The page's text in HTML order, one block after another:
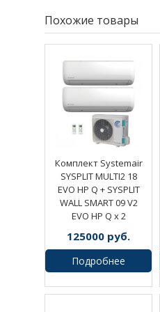
Похожие товары
Комплект Systemair
SYSPLIT MULTI2 18
EVO HP Q + SYSPLIT
WALL SMART 09 V2
EVO HP Q х 2
125000 руб.
Подробнее